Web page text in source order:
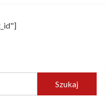
Szukaj